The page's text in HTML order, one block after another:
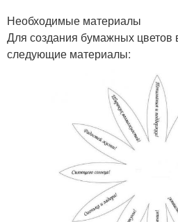
Необходимые материалы
Для создания бумажных цветов
следующие материалы: